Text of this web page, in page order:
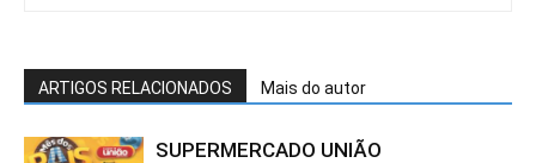
ARTIGOS RELACIONADOS Mais do autor
SUPERMERCADO UNIÃO